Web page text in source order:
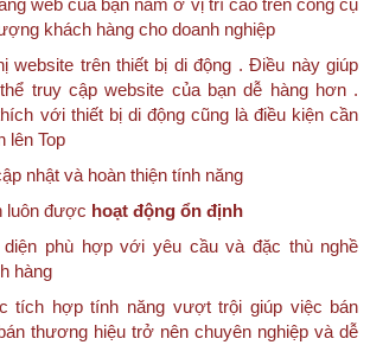
web của bạn nằm ở vị trí cao trên công cụ
khách hàng cho doanh nghiệp
website trên thiết bị di động . Điều này giúp
truy cập website của bạn dễ hàng hơn .
với thiết bị di động cũng là điều kiện cần
lên Top
nhật và hoàn thiện tính năng
luôn được hoạt động ổn định
phù hợp với yêu cầu và đặc thù nghề
hàng
tích hợp tính năng vượt trội giúp việc bán
thương hiệu trở nên chuyên nghiệp và dễ